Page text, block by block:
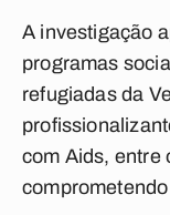
A investigação
programas
refugiadas da
com Aids, entre